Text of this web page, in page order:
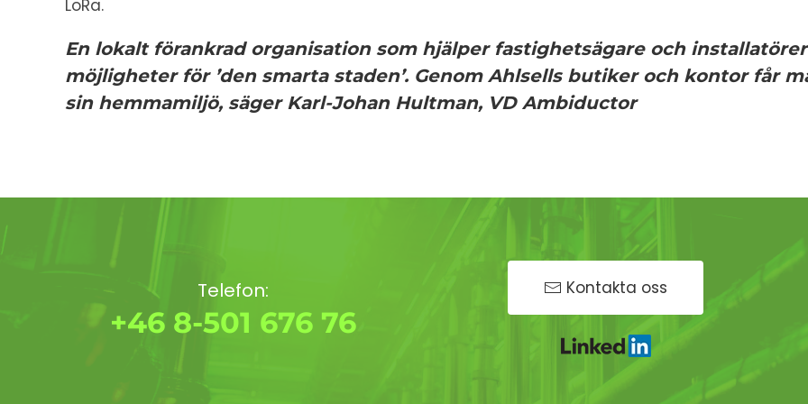
LoRa.
En lokalt förankrad organisation som hjälper fastighetsägare och
möjligheter för ’den smarta staden’. Genom Ahlsells butiker och kontor får
sin hemmamiljö, säger Karl-Johan Hultman, VD Ambiductor
Telefon:
+46 8-501 676 76
Kontakta oss